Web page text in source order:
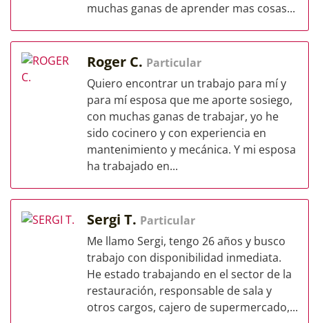
muchas ganas de aprender mas cosas...
Roger C. Particular
Quiero encontrar un trabajo para mí y
para mí esposa que me aporte sosiego,
con muchas ganas de trabajar, yo he
sido cocinero y con experiencia en
mantenimiento y mecánica. Y mi esposa
ha trabajado en...
Sergi T. Particular
Me llamo Sergi, tengo 26 años y busco
trabajo con disponibilidad inmediata.
He estado trabajando en el sector de la
restauración, responsable de sala y
otros cargos, cajero de supermercado,...